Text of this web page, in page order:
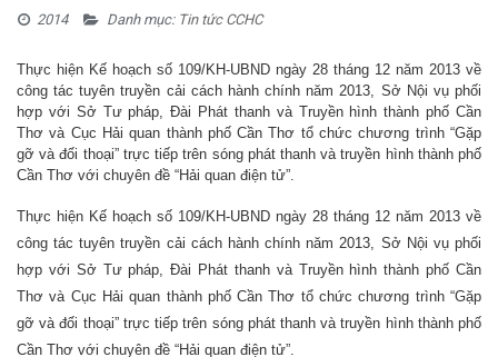
2014 Danh mục: Tin tức CCHC
Thực hiện Kế hoạch số 109/KH-UBND ngày 28 tháng 12 năm 2013 về
công tác tuyên truyền cải cách hành chính năm 2013, Sở Nội vụ phối
hợp với Sở Tư pháp, Đài Phát thanh và Truyền hình thành phố Cần
Thơ và Cục Hải quan thành phố Cần Thơ tổ chức chương trình “Gặp
gỡ và đối thoại” trực tiếp trên sóng phát thanh và truyền hình thành phố
Cần Thơ với chuyên đề “Hải quan điện tử”.
Thực hiện Kế hoạch số 109/KH-UBND ngày 28 tháng 12 năm 2013 về
công tác tuyên truyền cải cách hành chính năm 2013, Sở Nội vụ phối
hợp với Sở Tư pháp, Đài Phát thanh và Truyền hình thành phố Cần
Thơ và Cục Hải quan thành phố Cần Thơ tổ chức chương trình “Gặp
gỡ và đối thoại” trực tiếp trên sóng phát thanh và truyền hình thành phố
Cần Thơ với chuyên đề “Hải quan điện tử”.